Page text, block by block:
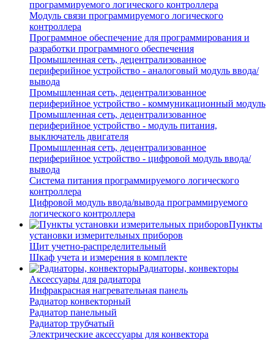
программируемого логического контроллера
Модуль связи программируемого логического
контроллера
Программное обеспечение для программирования и
разработки программного обеспечения
Промышленная сеть, децентрализованное
периферийное устройство - аналоговый модуль ввода/
вывода
Промышленная сеть, децентрализованное
периферийное устройство - коммуникационный модуль
Промышленная сеть, децентрализованное
периферийное устройство - модуль питания,
выключатель двигателя
Промышленная сеть, децентрализованное
периферийное устройство - цифровой модуль ввода/
вывода
Система питания программируемого логического
контроллера
Цифровой модуль ввода/вывода программируемого
логического контроллера
Пункты
установки измерительных приборов
Щит учетно-распределительный
Шкаф учета и измерения в комплекте
Радиаторы, конвекторы
Аксессуары для радиатора
Инфракрасная нагревательная панель
Радиатор конвекторный
Радиатор панельный
Радиатор трубчатый
Электрические аксессуары для конвектора